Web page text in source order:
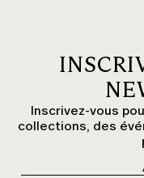
Inscrivez-vous
collections, des